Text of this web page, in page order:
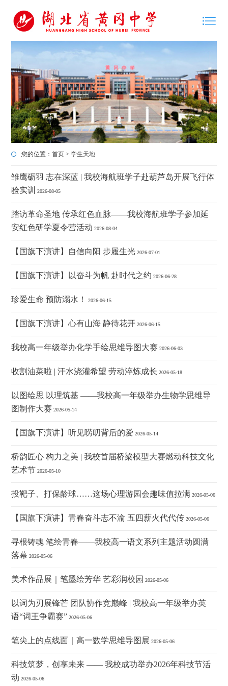
您的位置：首页 >学生天地
雏鹰砺羽 志在深蓝 | 我校海航班学子赴葫芦岛开展飞行体
验实训
2026-08-05
踏访革命圣地 传承红色血脉——我校海航班学子参加延
安红色研学夏令营活动 2026-08-04
【国旗下演讲】自信向阳 步履生光 2026-07-01
【国旗下演讲】以奋斗为帆 赴时代之约 2026-06-28
珍爱生命 预防溺水！ 2026-06-15
【国旗下演讲】心有山海 静待花开 2026-06-15
我校高一年级举办化学手绘思维导图大赛 2026-06-03
收割油菜啦 | 汗水浇灌希望 劳动淬炼成长 2026-05-18
以图绘思 以理筑基 ——我校高一年级举办生物学思维导
图制作大赛 2026-05-14
【国旗下演讲】听见唠叨背后的爱 2026-05-14
桥韵匠心 构力之美 | 我校首届桥梁模型大赛燃动科技文化
艺术节 2026-05-10
投靶子、打保龄球……这场心理游园会趣味值拉满 2026-05-06
【国旗下演讲】青春奋斗志不渝 五四薪火代代传 2026-05-06
寻根铸魂 笔绘青春——我校高一语文系列主题活动圆满
落幕 2026-05-06
美术作品展｜笔墨绘芳华 艺彩润校园 2026-05-06
以词为刃展锋芒 团队协作竞巅峰 | 我校高一年级举办英
语“词王争霸赛” 2026-05-06
笔尖上的点线面｜高一数学思维导图展 2026-05-06
科技筑梦，创享未来 —— 我校成功举办2026年科技节活
动 2026-05-06